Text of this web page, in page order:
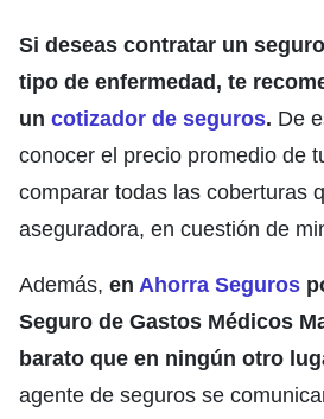
Si deseas contratar un
tipo de enfermedad, te
un cotizador de seguros. De
conocer el precio promedio de
comparar todas las coberturas
aseguradora, en cuestión de
Además, en Ahorra Seguros
Seguro de Gastos Médicos
barato que en ningún otro
agente de seguros se